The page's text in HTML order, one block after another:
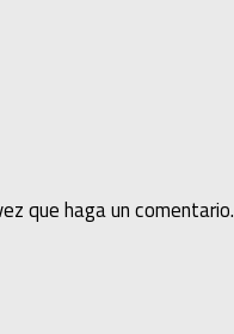
que haga un comentario.